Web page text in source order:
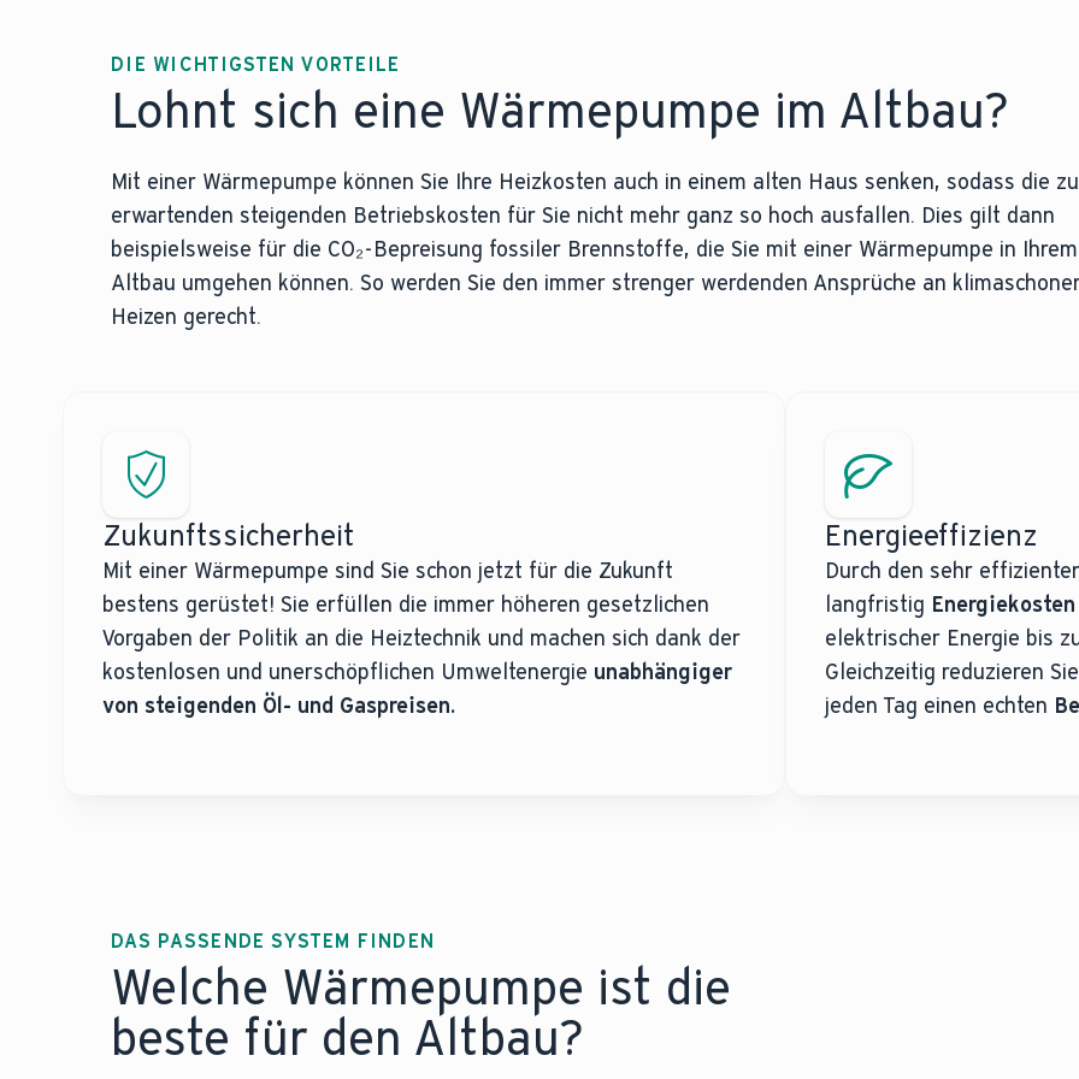
DIE WICHTIGSTEN VORTEILE
Lohnt sich eine Wärmepumpe im Altbau?
Mit einer Wärmepumpe können Sie Ihre Heizkosten auch in einem alten Haus senken, sodass die zu
erwartenden steigenden Betriebskosten für Sie nicht mehr ganz so hoch ausfallen. Dies gilt dann
beispielsweise für die CO₂-Bepreisung fossiler Brennstoffe, die Sie mit einer Wärmepumpe in Ihrem
Altbau umgehen können. So werden Sie den immer strenger werdenden Ansprüche an
Heizen gerecht.
Zukunftssicherheit
Mit einer Wärmepumpe sind Sie schon jetzt für die Zukunft
bestens gerüstet! Sie erfüllen die immer höheren gesetzlichen
Vorgaben der Politik an die Heiztechnik und machen sich dank der
kostenlosen und unerschöpflichen Umweltenergie unabhängiger
von steigenden Öl- und Gaspreisen.
Energieeffizienz
Durch den sehr
langfristig Energiekosten
elektrischer Energie bis
Gleichzeitig reduzieren
jeden Tag einen echten
DAS PASSENDE SYSTEM FINDEN
Welche Wärmepumpe ist die
beste für den Altbau?